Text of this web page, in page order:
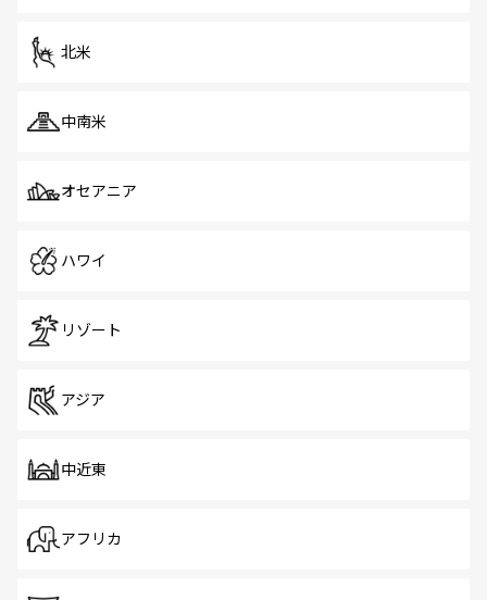
北米
中南米
オセアニア
ハワイ
リゾート
アジア
中近東
アフリカ